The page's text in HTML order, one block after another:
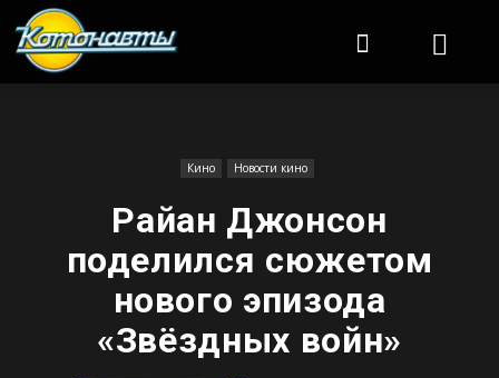
Кино Новости кино
Райан Джонсон
поделился сюжетом
нового эпизода
«Звёздных войн»